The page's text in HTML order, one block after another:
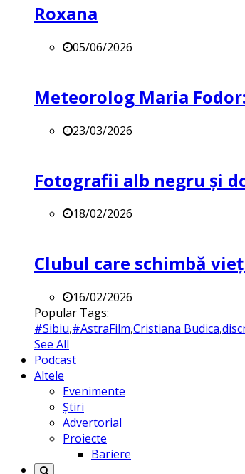
Roxana
05/06/2026
Meteorolog Maria
23/03/2026
Fotografii alb negru și
18/02/2026
Clubul care schimbă
16/02/2026
Popular Tags:
#Sibiu,#AstraFilm,Cristiana Budica,
See All
Podcast
Altele
Evenimente
Știri
Advertorial
Proiecte
Bariere